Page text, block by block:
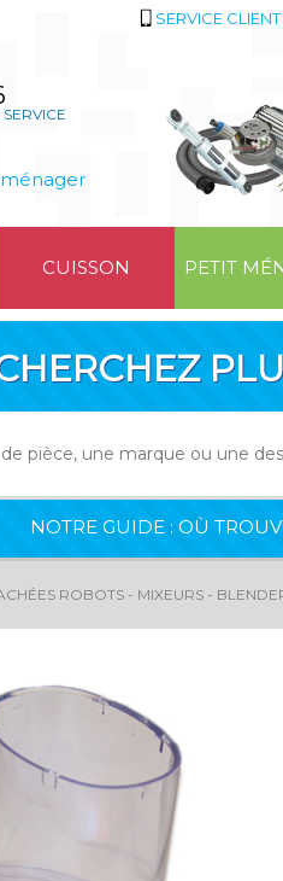
SERVICE CLIENT
CUISSON PETIT
NOTRE GUIDE : OÙ
ROBOTS - MIXEURS -